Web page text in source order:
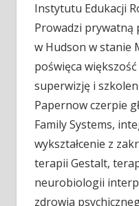
Instytutu Edukacji
Prowadzi prywatną
w Hudson w stanie
poświęca
superwizję i
Papernow czerpie
Family Systems,
wykształcenie z
terapii Gestalt,
neurobiologii
zdrowia